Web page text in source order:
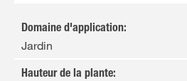
Domaine d'application:
Jardin
Hauteur de la plante: